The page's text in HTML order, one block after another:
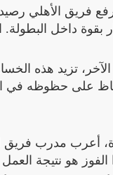
بقوة داخل
تزيد هذه
على حظوظه في
أعرب مدرب فريق
هو نتيجة العمل